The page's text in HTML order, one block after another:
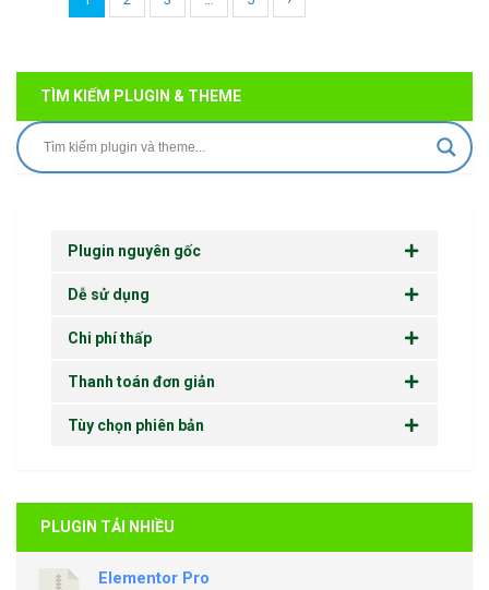
TÌM KIẾM PLUGIN & THEME
Plugin nguyên gốc
Dễ sử dụng
Chi phí thấp
Thanh toán đơn giản
Tùy chọn phiên bản
PLUGIN TẢI NHIỀU
Elementor Pro